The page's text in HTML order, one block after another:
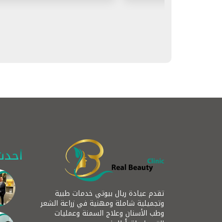
تقدم عيادة ريال بيوتي خدمات طبية
وتجميلية شاملة ومهنية في زراعة الشعر
وطب الأسنان وعلاج السمنة وعمليات